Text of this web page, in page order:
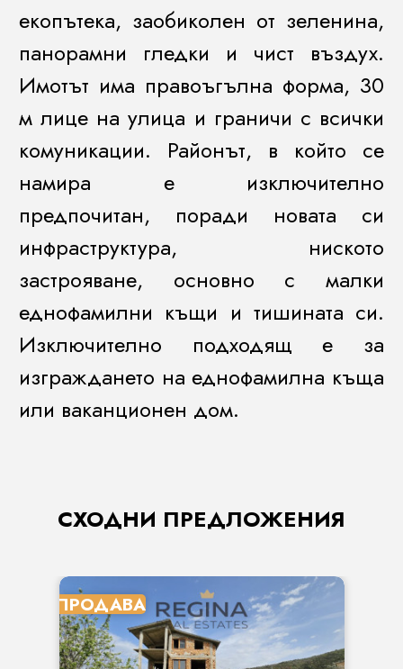
екопътека, заобиколен от зеленина,
панорамни гледки и чист въздух.
Имотът има правоъгълна форма, 30
м лице на улица и граничи с всички
комуникации. Районът, в който се
намира е изключително
предпочитан, поради новата си
инфраструктура, ниското
застрояване, основно с малки
еднофамилни къщи и тишината си.
Изключително подходящ е за
изграждането на еднофамилна къща
или ваканционен дом.
СХОДНИ ПРЕДЛОЖЕНИЯ
ПРОДАВА